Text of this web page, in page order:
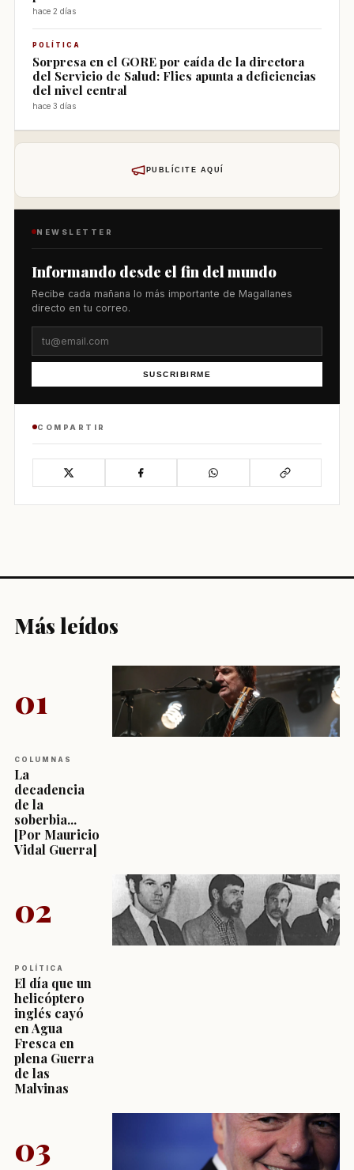
hace 2 días
POLÍTICA
Sorpresa en el GORE por caída de la directora
del Servicio de Salud: Flies apunta a deficiencias
del nivel central
hace 3 días
PUBLÍCITE AQUÍ
NEWSLETTER
Informando desde el fin del mundo
Recibe cada mañana lo más importante de Magallanes
directo en tu correo.
SUSCRIBIRME
COMPARTIR
Más leídos
01
COLUMNAS
La
decadencia
de la
soberbia...
[Por Mauricio
Vidal Guerra]
02
POLÍTICA
El día que un
helicóptero
inglés cayó
en Agua
Fresca en
plena Guerra
de las
Malvinas
03